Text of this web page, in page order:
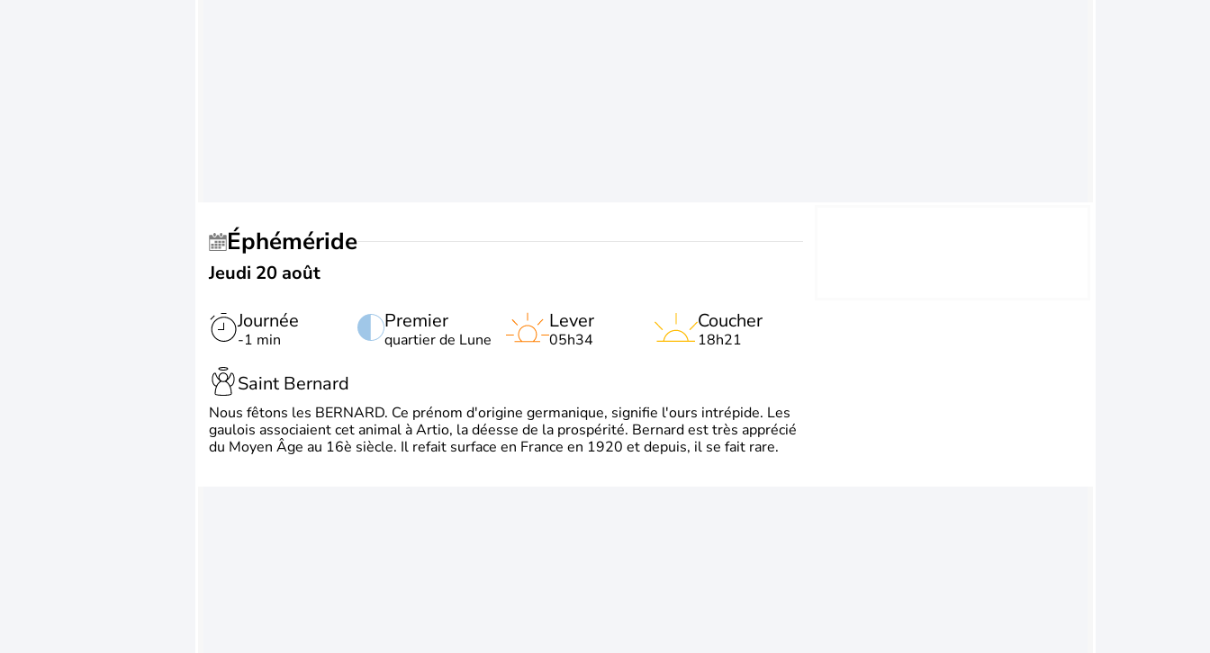
Éphéméride
Jeudi 20 août
Journée
-1 min
Premier
quartier de Lune
Lever
05h34
Coucher
18h21
Saint Bernard
Nous fêtons les BERNARD. Ce prénom d'origine germanique, signifie l'ours intrépide. Les
gaulois associaient cet animal à Artio, la déesse de la prospérité. Bernard est très apprécié
du Moyen Âge au 16è siècle. Il refait surface en France en 1920 et depuis, il se fait rare.